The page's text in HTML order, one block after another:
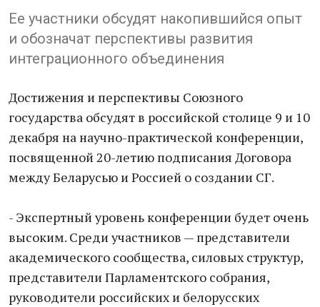
Ее участники обсудят накопившийся опыт
и обозначат перспективы развития
интеграционного объединения
Достижения и перспективы Союзного
государства обсудят в российской столице 9 и 10
декабря на научно-практической конференции,
посвященной 20-летию подписания Договора
между Беларусью и Россией о создании СГ.
- Экспертный уровень конференции будет очень
высоким. Среди участников — представители
академического сообщества, силовых структур,
представители Парламентского собрания,
руководители российских и белорусских